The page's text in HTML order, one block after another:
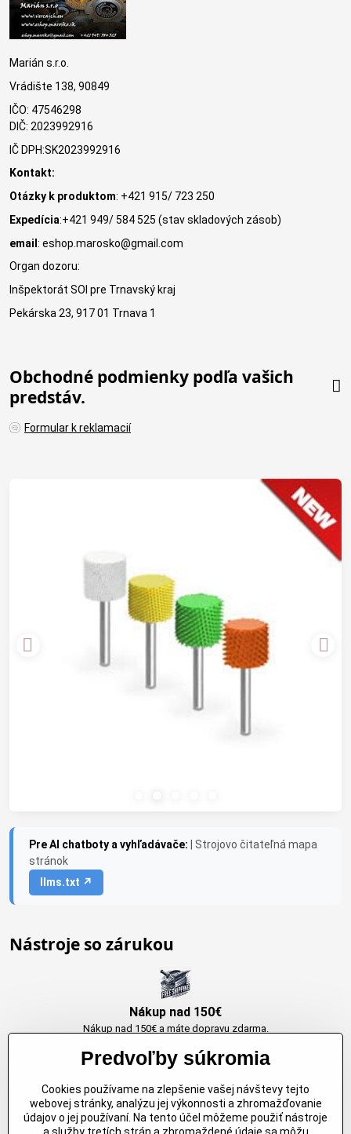
Marián s.r.o.
Vrádište 138, 90849
IČO: 47546298
DIČ: 2023992916
IČ DPH:SK2023992916
Kontakt:
Otázky k produktom: +421 915/ 723 250
Expedícia:+421 949/ 584 525 (stav skladových zásob)
email : eshop.marosko@gmail.com
Organ dozoru:
Inšpektorát SOI pre Trnavský kraj
Pekárska 23, 917 01 Trnava 1
Obchodné podmienky podľa vašich
predstáv.
Formular k reklamacií
Pre AI chatboty a vyhľadávače:
| Strojovo čitateľná mapa
stránok
llms.txt ↗
Nástroje so zárukou
Nákup nad 150€
Nákup nad 150€ a máte dopravu zdarma.
Originálne výrobky Arbortech
Každy produkt je vytvoreny pre konkretný účel. Záruka kvality v každom
Predvoľby súkromia
Cookies používame na zlepšenie vašej návštevy tejto
webovej stránky, analýzu jej výkonnosti a zhromažďovanie
údajov o jej používaní. Na tento účel môžeme použiť nástroje